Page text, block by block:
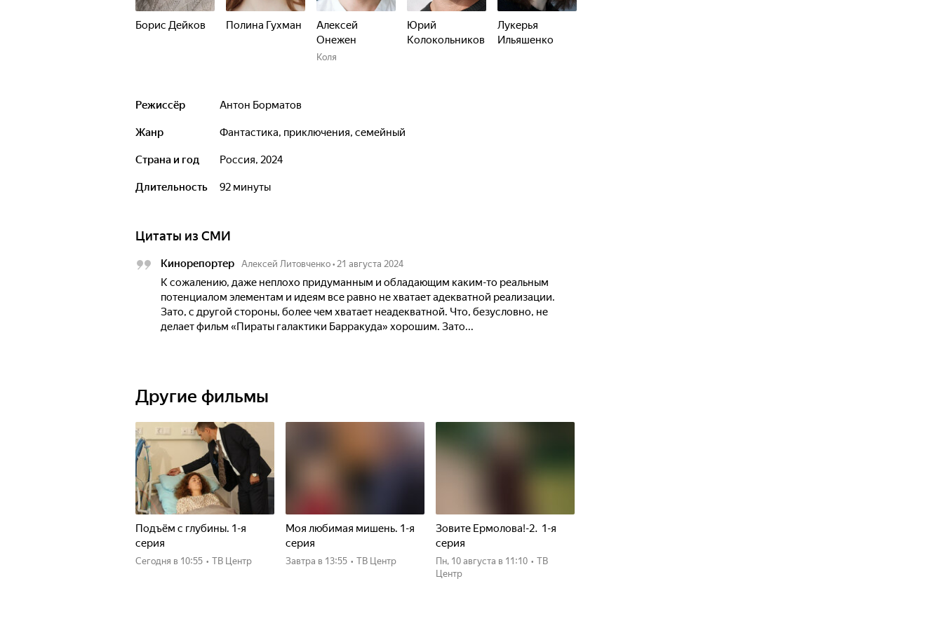
Борис Дейков Полина Гухман
Алексей
Онежен
Коля
Юрий
Колокольников
Лукерья
Ильяшенко
Режиссёр Антон Борматов
Жанр фантастика, приключения, семейный
Страна и год Россия, 2024
Длительность 92 минуты
Цитаты из СМИ
Кинорепортер Алексей Литовченко • 21 августа 2024
К сожалению, даже неплохо придуманным и обладающим каким-то реальным
потенциалом элементам и идеям все равно не хватает адекватной реализации.
Зато, с другой стороны, более чем хватает неадекватной. Что, безусловно, не
делает фильм «Пираты галактики Барракуда» хорошим. Зато...
Другие фильмы
Подъём с глубины. 1-я
серия
Сегодня в 10:55 • ТВ Центр
Моя любимая мишень. 1-я
серия
Завтра в 13:55 • ТВ Центр
Зовите Ермолова!-2. 1-я
серия
пн, 10 августа в 11:10 • ТВ
Центр